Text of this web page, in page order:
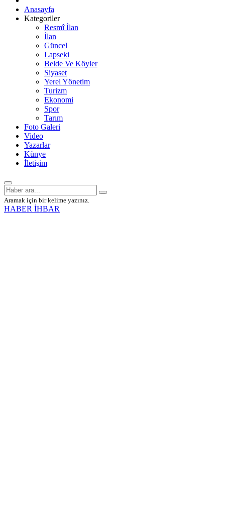
Anasayfa
Kategoriler
Resmî İlan
İlan
Güncel
Lapseki
Belde Ve Köyler
Siyaset
Yerel Yönetim
Turizm
Ekonomi
Spor
Tarım
Foto Galeri
Video
Yazarlar
Künye
İletişim
Aramak için bir kelime yazınız.
HABER İHBAR